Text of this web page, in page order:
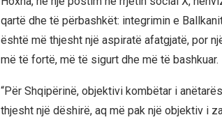
qartë dhe të përbashkët: integrimin e
është më thjesht një aspiratë afatgjatë, por
më të fortë, më të sigurt dhe më të bashkuar.
“Për Shqipërinë, objektivi kombëtar i
thjesht një dëshirë, aq më pak një objektiv i